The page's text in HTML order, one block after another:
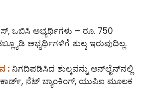
ಒಬಿಸಿ ಅಭ್ಯರ್ಥಿಗಳು – ರೂ. 750
ಅಭ್ಯರ್ಥಿಗಳಿಗೆ ಶುಲ್ಕ ಇರುವುದಿಲ್ಲ.
: ನಿಗದಿಪಡಿಸಿದ ಶುಲ್ಕವನ್ನು ಆನ್‌ಲೈನ್‌ನಲ್ಲಿ
ನೆಟ್ ಬ್ಯಾಂಕಿಂಗ್, ಯುಪಿಐ ಮೂಲಕ